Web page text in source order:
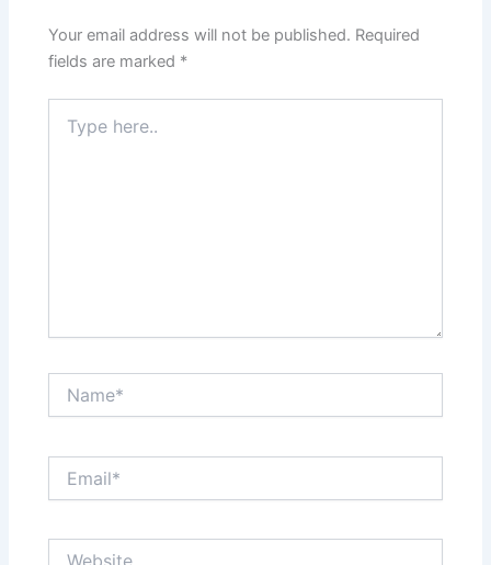
Your email address will not be published. Required
fields are marked *
here..